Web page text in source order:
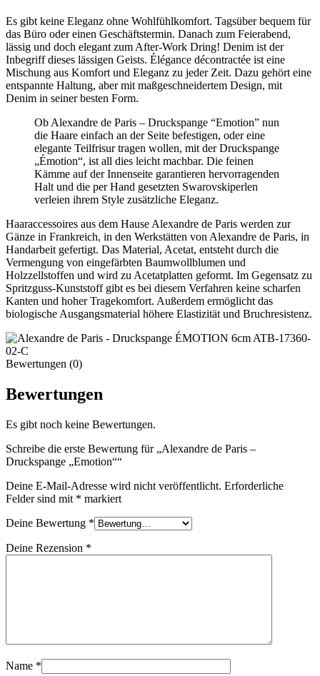
Es gibt keine Eleganz ohne Wohlfühlkomfort. Tagsüber bequem für
das Büro oder einen Geschäftstermin. Danach zum Feierabend,
lässig und doch elegant zum After-Work Dring! Denim ist der
Inbegriff dieses lässigen Geists. Élégance décontractée ist eine
Mischung aus Komfort und Eleganz zu jeder Zeit. Dazu gehört eine
entspannte Haltung, aber mit maßgeschneidertem Design, mit
Denim in seiner besten Form.
Ob Alexandre de Paris – Druckspange “Emotion” nun
die Haare einfach an der Seite befestigen, oder eine
elegante Teilfrisur tragen wollen, mit der Druckspange
„Émotion“, ist all dies leicht machbar. Die feinen
Kämme auf der Innenseite garantieren hervorragenden
Halt und die per Hand gesetzten Swarovskiperlen
verleien ihrem Style zusätzliche Eleganz.
Haaraccessoires aus dem Hause Alexandre de Paris werden zur
Gänze in Frankreich, in den Werkstätten von Alexandre de Paris, in
Handarbeit gefertigt. Das Material, Acetat, entsteht durch die
Vermengung von eingefärbten Baumwollblumen und
Holzzellstoffen und wird zu Acetatplatten geformt. Im Gegensatz zu
Spritzguss-Kunststoff gibt es bei diesem Verfahren keine scharfen
Kanten und hoher Tragekomfort. Außerdem ermöglicht das
biologische Ausgangsmaterial höhere Elastizität und Bruchresistenz.
Bewertungen (0)
Bewertungen
Es gibt noch keine Bewertungen.
Schreibe die erste Bewertung für „Alexandre de Paris –
Druckspange „Emotion““
Deine E-Mail-Adresse wird nicht veröffentlicht. Erforderliche
Felder sind mit * markiert
Deine Bewertung *
Deine Rezension *
Name *